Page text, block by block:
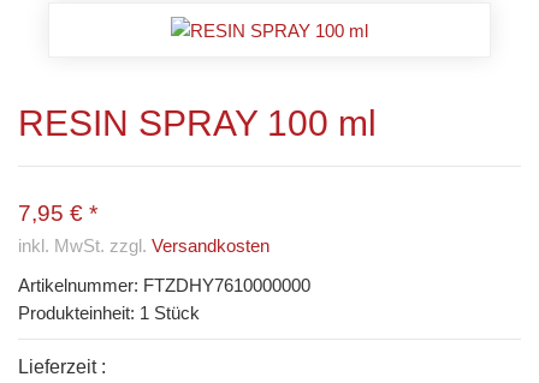
RESIN SPRAY 100 ml
7,95 € *
inkl. MwSt. zzgl. Versandkosten
Artikelnummer: FTZDHY7610000000
Produkteinheit: 1 Stück
Lieferzeit :